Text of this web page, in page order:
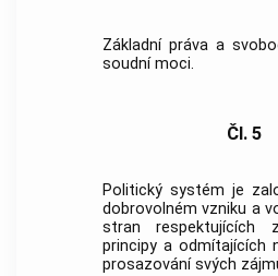
Základní práva a
soudní moci.
Čl. 5
Politický systém je
dobrovolném vzniku a
stran respektujících
principy a odmítajících
prosazování svých